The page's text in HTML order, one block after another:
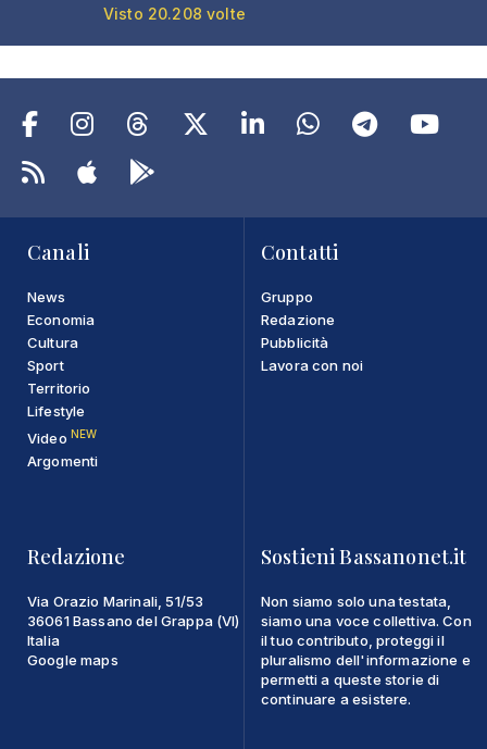
Visto 20.208 volte
Canali
News
Economia
Cultura
Sport
Territorio
Lifestyle
Video NEW
Argomenti
Contatti
Gruppo
Redazione
Pubblicità
Lavora con noi
Redazione
Via Orazio Marinali, 51/53
36061 Bassano del Grappa (VI)
Italia
Google maps
Sostieni Bassanonet.it
Non siamo solo una testata,
siamo una voce collettiva. Con
il tuo contributo, proteggi il
pluralismo dell'informazione e
permetti a queste storie di
continuare a esistere.